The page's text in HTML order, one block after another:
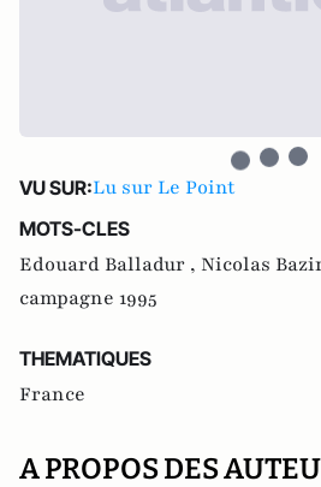
VU SUR:Lu sur Le Point
MOTS-CLES
Edouard Balladur , Nicolas
campagne 1995
THEMATIQUES
France
A PROPOS DES